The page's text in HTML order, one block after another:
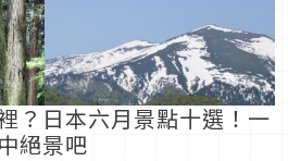
？日本六月景點十選！一
絕景吧